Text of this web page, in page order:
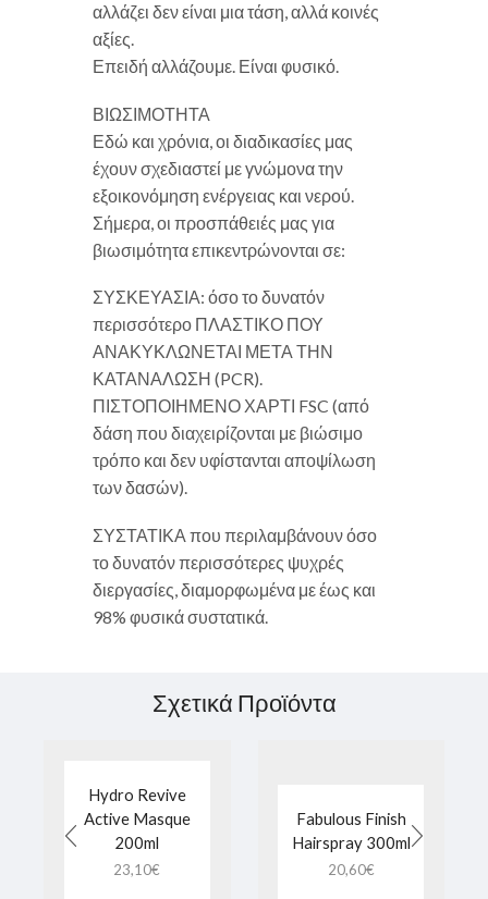
αλλάζει δεν είναι μια τάση, αλλά κοινές
αξίες.
Επειδή αλλάζουμε. Είναι φυσικό.
ΒΙΩΣΙΜΟΤΗΤΑ
Εδώ και χρόνια, οι διαδικασίες μας
έχουν σχεδιαστεί με γνώμονα την
εξοικονόμηση ενέργειας και νερού.
Σήμερα, οι προσπάθειές μας για
βιωσιμότητα επικεντρώνονται σε:
ΣΥΣΚΕΥΑΣΙΑ: όσο το δυνατόν
περισσότερο ΠΛΑΣΤΙΚΟ ΠΟΥ
ΑΝΑΚΥΚΛΩΝΕΤΑΙ ΜΕΤΑ ΤΗΝ
ΚΑΤΑΝΑΛΩΣΗ (PCR).
ΠΙΣΤΟΠΟΙΗΜΕΝΟ ΧΑΡΤΙ FSC (από
δάση που διαχειρίζονται με βιώσιμο
τρόπο και δεν υφίστανται αποψίλωση
των δασών).
ΣΥΣΤΑΤΙΚΑ που περιλαμβάνουν όσο
το δυνατόν περισσότερες ψυχρές
διεργασίες, διαμορφωμένα με έως και
98% φυσικά συστατικά.
Σχετικά Προϊόντα
Hydro Revive
Active Masque
200ml
23,10€
Fabulous Finish
Hairspray 300ml
20,60€